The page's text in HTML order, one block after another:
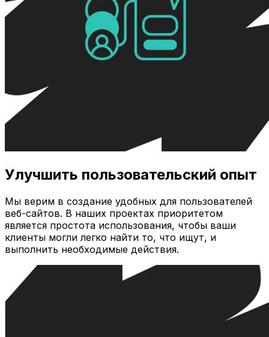
Улучшить пользовательский опыт
Мы верим в создание удобных для пользователей
веб-сайтов. В наших проектах приоритетом
является простота использования, чтобы ваши
клиенты могли легко найти то, что ищут, и
выполнить необходимые действия.